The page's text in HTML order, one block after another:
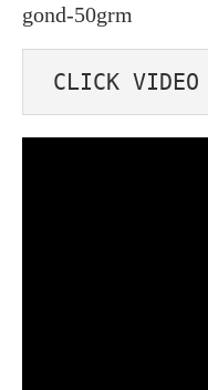
gond-50grm
CLICK VIDEO